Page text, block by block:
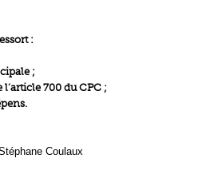
:
;
700 du CPC ;
Coulaux